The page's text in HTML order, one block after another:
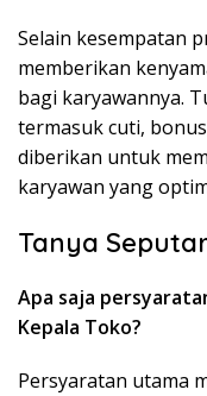
Selain kesempatan
memberikan
bagi karyawannya.
termasuk cuti,
diberikan untuk
karyawan yang
Tanya
Apa saja
Kepala Toko?
Persyaratan utama